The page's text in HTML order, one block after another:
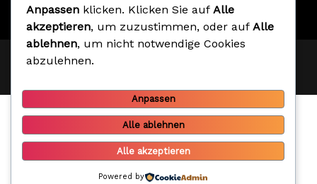
« Mai
Copyright 2026 umzuege-patrick-ernst.de | Alle
Anpassen klicken. Klicken Sie auf Alle
akzeptieren, um zuzustimmen, oder auf Alle
ablehnen, um nicht notwendige Cookies
abzulehnen.
Anpassen
Alle ablehnen
Alle akzeptieren
Powered by